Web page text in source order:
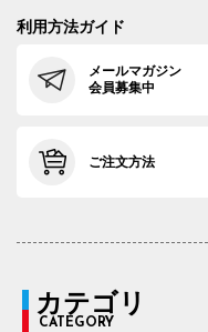
利用方法ガイド
メールマガジン
会員募集中
ご注文方法
カテゴリ
CATEGORY